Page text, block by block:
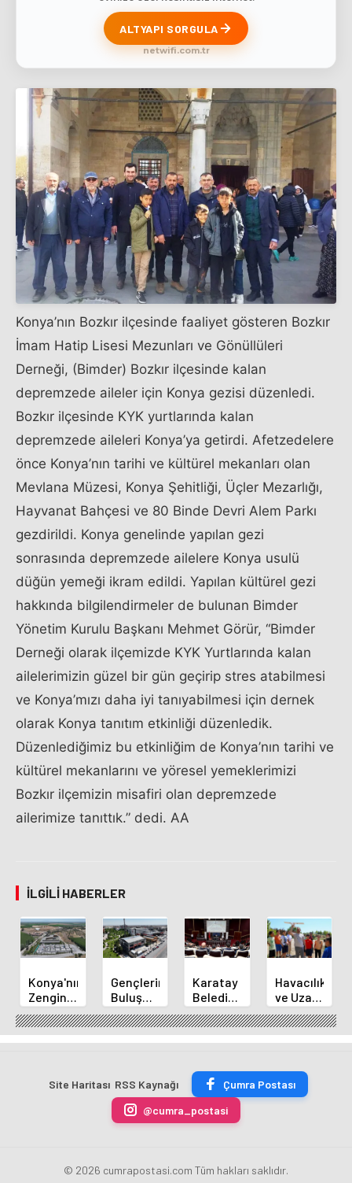
ALTYAPI SORGULA
netwifi.com.tr
Konya’nın Bozkır ilçesinde faaliyet gösteren Bozkır
İmam Hatip Lisesi Mezunları ve Gönüllüleri
Derneği, (Bimder) Bozkır ilçesinde kalan
depremzede aileler için Konya gezisi düzenledi.​ ​
Bozkır ilçesinde KYK yurtlarında kalan
depremzede aileleri Konya’ya getirdi. Afetzedelere
önce Konya’nın tarihi ve kültürel mekanları olan
Mevlana Müzesi, Konya Şehitliği, Üçler Mezarlığı,
Hayvanat Bahçesi ve 80 Binde Devri Alem Parkı
gezdirildi. Konya genelinde yapılan gezi
sonrasında ​depremzede ailelere Konya usulü
düğün yemeği ikram edildi. Yapılan kültürel gezi
hakkında bilgilendirmeler de bulunan Bimder
Yönetim Kurulu Başkanı Mehmet Görür, “Bimder
Derneği olarak ilçemizde KYK Yurtlarında kalan
ailelerimizin güzel bir gün geçirip stres atabilmesi
ve Konya’mızı daha iyi tanıyabilmesi için dernek
olarak Konya tanıtım etkinliği düzenledik.
Düzenlediğimiz bu etkinliğim de Konya’nın tarihi ve
kültürel mekanlarını ve yöresel yemeklerimizi
Bozkır ilçemizin misafiri olan depremzede
ailerimize tanıttık.” dedi.​ AA
İLGILI HABERLER
Konya'nın
Zengin
Mutfağı
GastroFest'te
Tanıtılacak
Gençlerin
Buluşma
Noktası
Talha
Bayrakçı
Yükseliyor
Karatay
Belediye
Başkanı
Kılca
Yeni
Açıkladı
Havacılık
ve Uzay
Yaz
Kursu
Başladı
Site Haritası RSS Kaynağı
Çumra Postası
@cumra_postasi
© 2026 cumrapostasi.com Tüm hakları saklıdır.